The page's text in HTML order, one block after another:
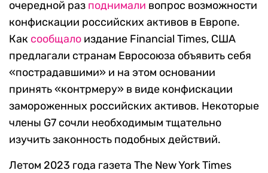
очередной раз поднимали вопрос возможности
конфискации российских активов в Европе.
Как сообщало издание Financial Times, США
предлагали странам Евросоюза объявить себя
«пострадавшими» и на этом основании
принять «контрмеру» в виде конфискации
замороженных российских активов. Некоторые
члены G7 сочли необходимым тщательно
изучить законность подобных действий.
Летом 2023 года газета The New York Times